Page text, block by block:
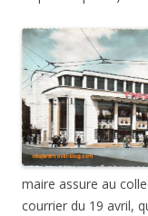
maire assure au
courrier du 19 avril,